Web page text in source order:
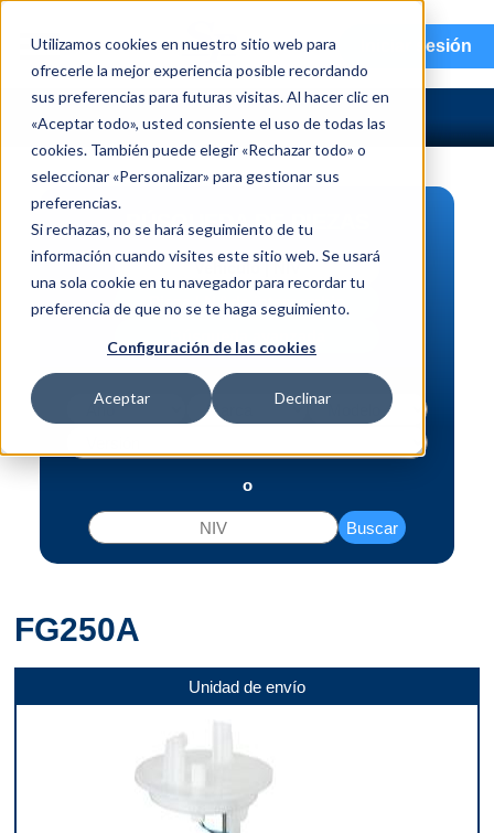
Utilizamos cookies en nuestro sitio web para
ofrecerle la mejor experiencia posible recordando
sus preferencias para futuras visitas. Al hacer clic en
«Aceptar todo», usted consiente el uso de todas las
cookies. También puede elegir «Rechazar todo» o
seleccionar «Personalizar» para gestionar sus
preferencias.
Si rechazas, no se hará seguimiento de tu
información cuando visites este sitio web. Se usará
una sola cookie en tu navegador para recordar tu
preferencia de que no se te haga seguimiento.
Configuración de las cookies
Aceptar Declinar
menu Iniciar sesión
BÚSQUEDA DE PIEZAS
Vehículo | NIV
Pieza | N.º de intercambio
o
Buscar
FG250A
Unidad de envío